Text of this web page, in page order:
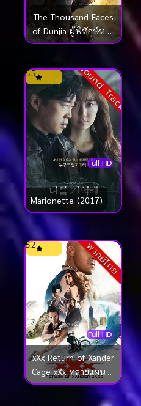
The Thousand Faces
of Dunjia ผู้พิทักษ์หมัด
เทวดา (2017)
Sound Track
Full HD
5.5
Marionette (2017)
พากย์ไทย
Full HD
5.2
xXx Return of Xander
Cage xXx ทลายแผนยึด
โลก (2017)